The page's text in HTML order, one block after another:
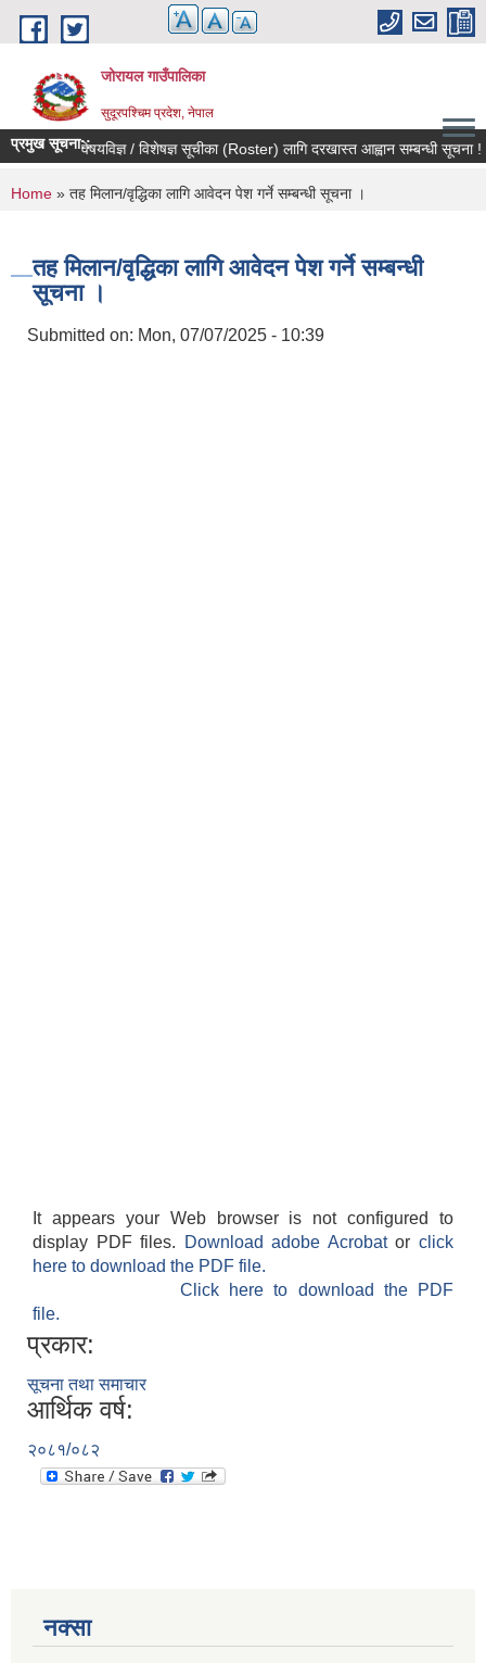
Skip to main content
जोरायल गाउँपालिका
सुदूरपश्चिम प्रदेश, नेपाल
प्रमुख सूचना::विषयविज्ञ / विशेषज्ञ सूचीका (Roster) लागि दरखास्त आह्वान सम्बन्धी सूचना !
You are here
Home » तह मिलान/वृद्धिका लागि आवेदन पेश गर्ने सम्बन्धी सूचना ।
तह मिलान/वृद्धिका लागि आवेदन पेश गर्ने सम्बन्धी
सूचना ।
Submitted on: Mon, 07/07/2025 - 10:39
It appears your Web browser is not configured to
display PDF files.
Download adobe Acrobatorclick
here to download the PDF file.
Click here to download the PDF
file.
प्रकार:
सूचना तथा समाचार
आर्थिक वर्ष:
२०८१/०८२
नक्सा